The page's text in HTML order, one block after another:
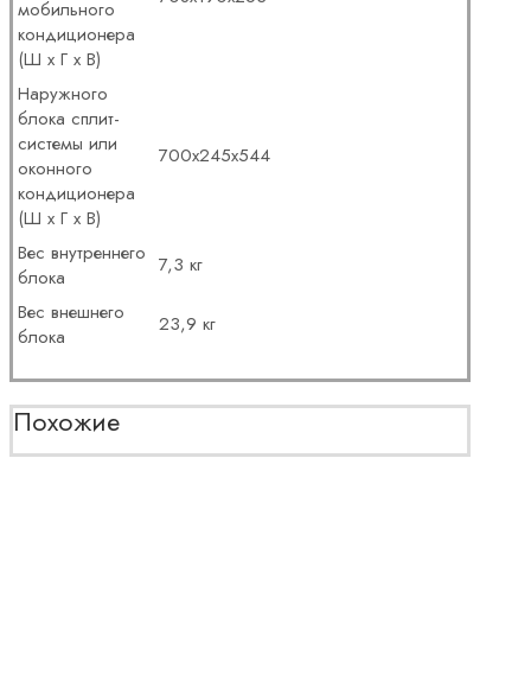
мобильного
кондиционера
(Ш х Г х В)
Наружного
блока сплит-
системы или
оконного
кондиционера
(Ш х Г х В)
700х245х544
Вес внутреннего
блока
7,3 кг
Вес внешнего
блока
23,9 кг
Похожие